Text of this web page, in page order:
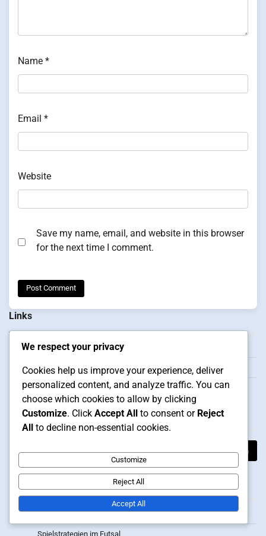
Name *
Email *
Website
Save my name, email, and website in this browser
for the next time I comment.
Links
Durchsuchen
Über uns
Kontakt
Suche
Spielerpositionierung in Futsal-Formationen
Spielstrategien im Futsal
We respect your privacy
Cookies help us improve your experience, deliver
personalized content, and analyze traffic. You can
choose which cookies to allow by clicking
Customize. Click Accept All to consent or Reject
All to decline non-essential cookies.
Customize
Reject All
Accept All